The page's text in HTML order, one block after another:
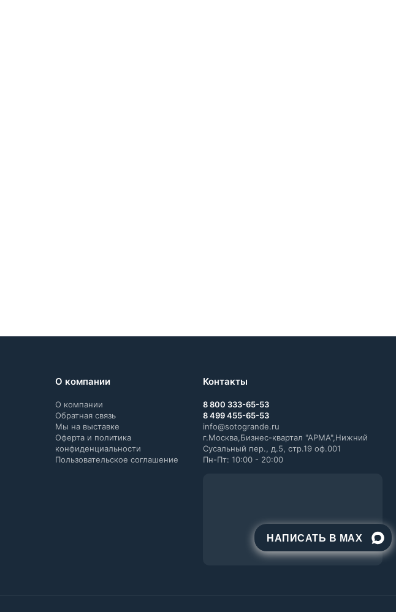
НАПИСАТЬ В MAX
О компании
О компании
Обратная связь
Мы на выставке
Оферта и политика
конфиденциальности
Пользовательское соглашение
Контакты
8 800 333-65-53
8 499 455-65-53
info@sotogrande.ru
г.Москва,Бизнес-квартал "АРМА",Нижний
Сусальный пер., д.5, стр.19 оф.001
Пн-Пт: 10:00 - 20:00